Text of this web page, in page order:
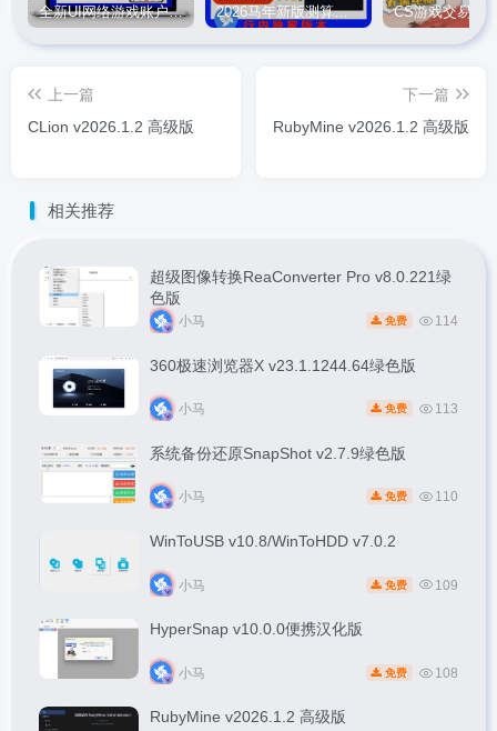
全新UI网络游戏账户交易平台系统 全开源版本 2026马年新版测算系统源码
上一篇
CLion v2026.1.2 高级版
下一篇
RubyMine v2026.1.2 高级版
相关推荐
超级图像转换ReaConverter Pro v8.0.221绿
色版
小马 免费 114
360极速浏览器X v23.1.1244.64绿色版
小马 免费 113
系统备份还原SnapShot v2.7.9绿色版
小马 免费 110
WinToUSB v10.8/WinToHDD v7.0.2
小马 免费 109
HyperSnap v10.0.0便携汉化版
小马 免费 108
RubyMine v2026.1.2 高级版